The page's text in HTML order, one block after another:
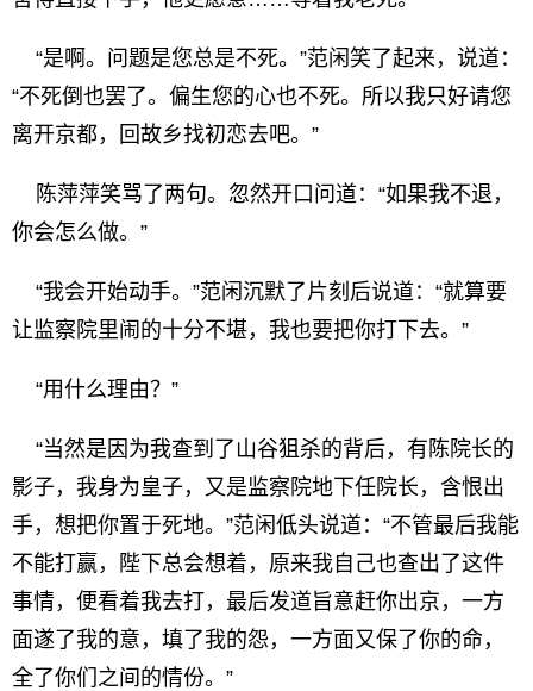
“是啊。问题是您总是不死。”范闲笑了起来，说道：
“不死倒也罢了。偏生您的心也不死。所以我只好请您
离开京都，回故乡找初恋去吧。”
陈萍萍笑骂了两句。忽然开口问道：“如果我不退，
你会怎么做。”
“我会开始动手。”范闲沉默了片刻后说道：“就算要
让监察院里闹的十分不堪，我也要把你打下去。”
“用什么理由？”
“当然是因为我查到了山谷狙杀的背后，有陈院长的
影子，我身为皇子，又是监察院地下任院长，含恨出
手，想把你置于死地。”范闲低头说道：“不管最后我能
不能打赢，陛下总会想着，原来我自己也查出了这件
事情，便看着我去打，最后发道旨意赶你出京，一方
面遂了我的意，填了我的怨，一方面又保了你的命，
全了你们之间的情份。”